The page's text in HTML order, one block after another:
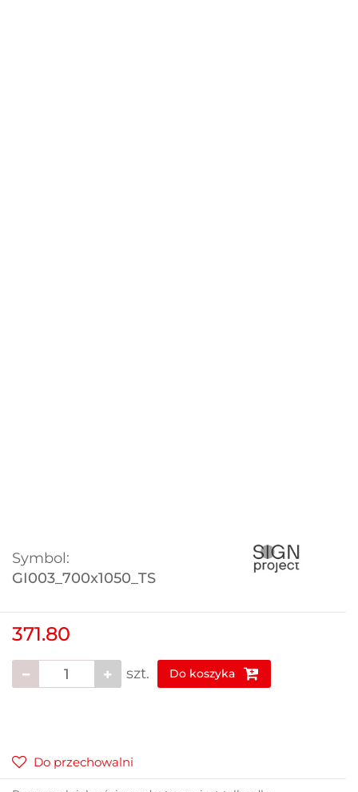
Symbol:
GI003_700x1050_TS
371.80
szt. Do koszyka
Do przechowalni